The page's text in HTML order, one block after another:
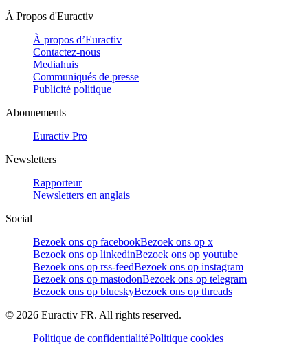
À Propos d'Euractiv
À propos d’Euractiv
Contactez-nous
Mediahuis
Communiqués de presse
Publicité politique
Abonnements
Euractiv Pro
Newsletters
Rapporteur
Newsletters en anglais
Social
Bezoek ons op facebookBezoek ons op x
Bezoek ons op linkedinBezoek ons op youtube
Bezoek ons op rss-feedBezoek ons op instagram
Bezoek ons op mastodonBezoek ons op telegram
Bezoek ons op blueskyBezoek ons op threads
© 2026 Euractiv FR. All rights reserved.
Politique de confidentialitéPolitique cookies